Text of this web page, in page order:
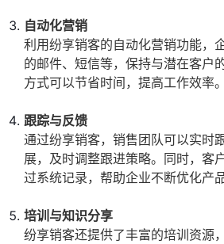
自动化营销
利用纷享销客的自动化营销功能，
的邮件、短信等，保持与潜在客户
方式可以节省时间，提高工作效率。
跟踪与反馈
通过纷享销客，销售团队可以实时
展，及时调整跟进策略。同时，客
过系统记录，帮助企业不断优化产
培训与知识分享
纷享销客还提供了丰富的培训资源